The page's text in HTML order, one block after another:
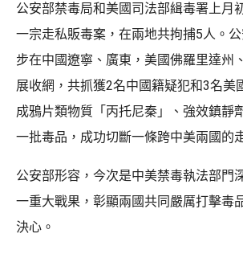
公安部禁毒局和美國司法部緝毒署上月
一宗走私販毒案，在兩地共拘捕5人。
步在中國遼寧、廣東，美國佛羅里達州
展收網，共抓獲2名中國籍疑犯和3名美
成鴉片類物質「丙托尼秦」、強效鎮靜
一批毒品，成功切斷一條跨中美兩國的
公安部形容，今次是中美禁毒執法部門
一重大戰果，彰顯兩國共同嚴厲打擊毒
決心。